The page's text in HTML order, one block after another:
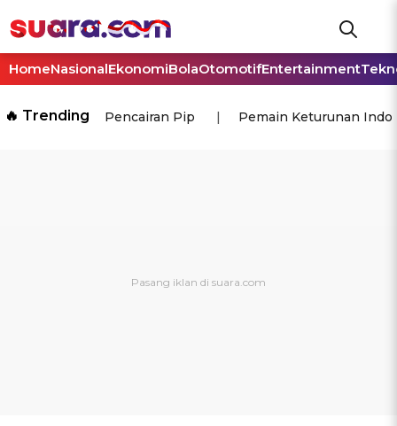
HomeNasionalEkonomiBolaOtomotifEntertainment
🔥 Trending Pencairan Pip Pemain Keturunan